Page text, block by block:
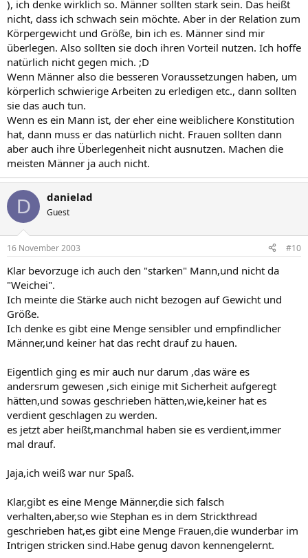
), ich denke wirklich so. Männer sollten stark sein. Das heißt
nicht, dass ich schwach sein möchte. Aber in der Relation zum
Körpergewicht und Größe, bin ich es. Männer sind mir
überlegen. Also sollten sie doch ihren Vorteil nutzen. Ich hoffe
natürlich nicht gegen mich. ;D
Wenn Männer also die besseren Voraussetzungen haben, um
körperlich schwierige Arbeiten zu erledigen etc., dann sollten
sie das auch tun.
Wenn es ein Mann ist, der eher eine weiblichere Konstitution
hat, dann muss er das natürlich nicht. Frauen sollten dann
aber auch ihre Überlegenheit nicht ausnutzen. Machen die
meisten Männer ja auch nicht.
D danielad
Guest
16 November 2003 #10
Klar bevorzuge ich auch den "starken" Mann,und nicht da
"Weichei".
Ich meinte die Stärke auch nicht bezogen auf Gewicht und
Größe.
Ich denke es gibt eine Menge sensibler und empfindlicher
Männer,und keiner hat das recht drauf zu hauen.
Eigentlich ging es mir auch nur darum ,das wäre es
andersrum gewesen ,sich einige mit Sicherheit aufgeregt
hätten,und sowas geschrieben hätten,wie,keiner hat es
verdient geschlagen zu werden.
es jetzt aber heißt,manchmal haben sie es verdient,immer
mal drauf.
Jaja,ich weiß war nur Spaß.
Klar,gibt es eine Menge Männer,die sich falsch
verhalten,aber,so wie Stephan es in dem Strickthread
geschrieben hat,es gibt eine Menge Frauen,die wunderbar im
Intrigen stricken sind.Habe genug davon kennengelernt.